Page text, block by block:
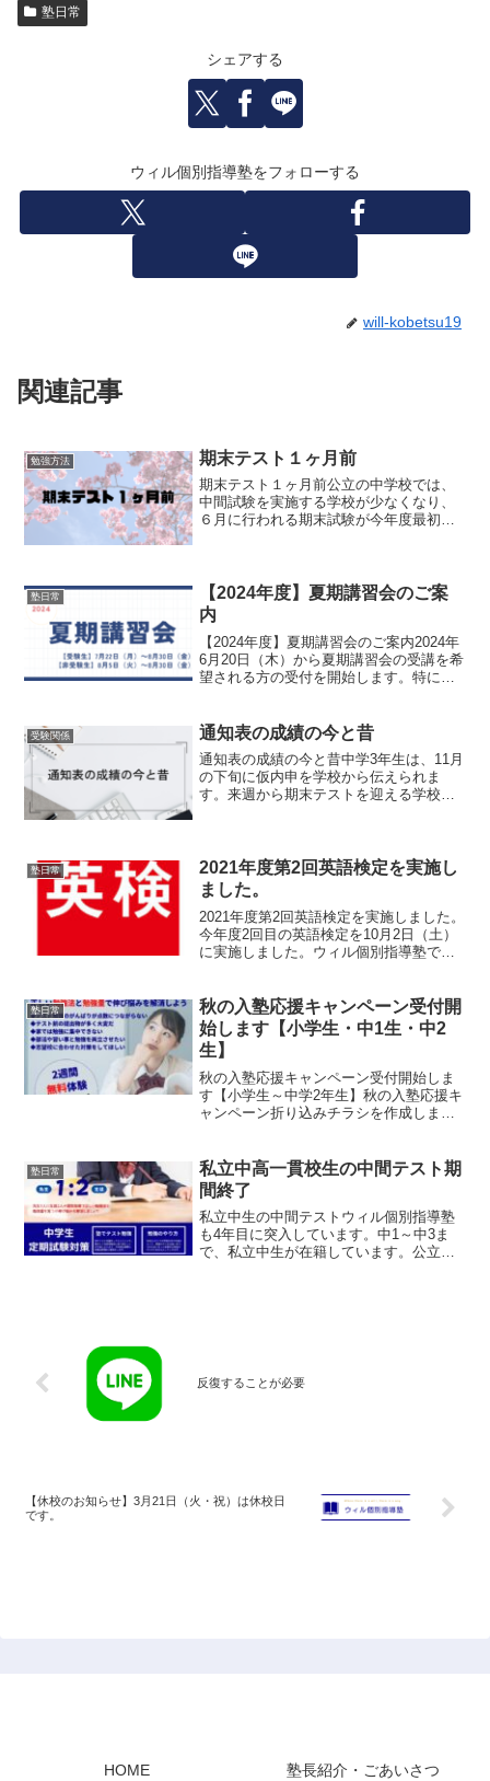
塾日常
シェアする
ウィル個別指導塾をフォローする
will-kobetsu19
関連記事
勉強方法 期末テスト１ヶ月前
期末テスト１ヶ月前公立の中学校では、
中間試験を実施する学校が少なくなり、
６月に行われる期末試験が今年度最初の
が、各科目の通知表の成績の判...
塾日常
【2024年度】夏期講習会のご案
内
【2024年度】夏期講習会のご案内2024年
6月20日（木）から夏期講習会の受講を希
望される方の受付を開始します。特に受
復習をする最後のチャンスです。期末試
受験関係 通知表の成績の今と昔
通知表の成績の今と昔中学3年生は、11月
の下旬に仮内申を学校から伝えられま
す。来週から期末テストを迎える学校が
と絶対評価昔（2001...
塾日常
2021年度第2回英語検定を実施し
ました。
2021年度第2回英語検定を実施しました。
今年度2回目の英語検定を10月2日（土）
に実施しました。ウィル個別指導塾で
ため、朝9時から午後3時までは英検（5級
から準2級）...
塾日常
秋の入塾応援キャンペーン受付開
始します【小学生・中1生・中2
生】
秋の入塾応援キャンペーン受付開始しま
す【小学生～中学2年生】秋の入塾応援キ
ャンペーン折り込みチラシを作成しまし
応援キャンペーン内容キャンペーン対象
は小学1年生～中学2...
塾日常
私立中高一貫校生の中間テスト期
間終了
私立中生の中間テストウィル個別指導塾
も4年目に突入しています。中1～中3ま
で、私立中生が在籍しています。公立の
反復することが必要
【休校のお知らせ】3月21日（火・祝）は休校日
です。
HOME 塾長紹介・ごあいさつ